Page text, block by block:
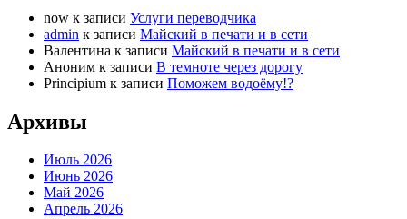
now к записи Услуги переводчика
admin к записи Майский в печати и в сети
Валентина к записи Майский в печати и в сети
Аноним к записи В темноте через дорогу
Principium к записи Поможем водоёму!?
Архивы
Июль 2026
Июнь 2026
Май 2026
Апрель 2026